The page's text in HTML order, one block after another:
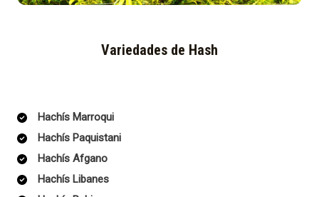
Variedades de Hash
Hachís Marroqui
Hachís Paquistani
Hachís Afgano
Hachís Libanes